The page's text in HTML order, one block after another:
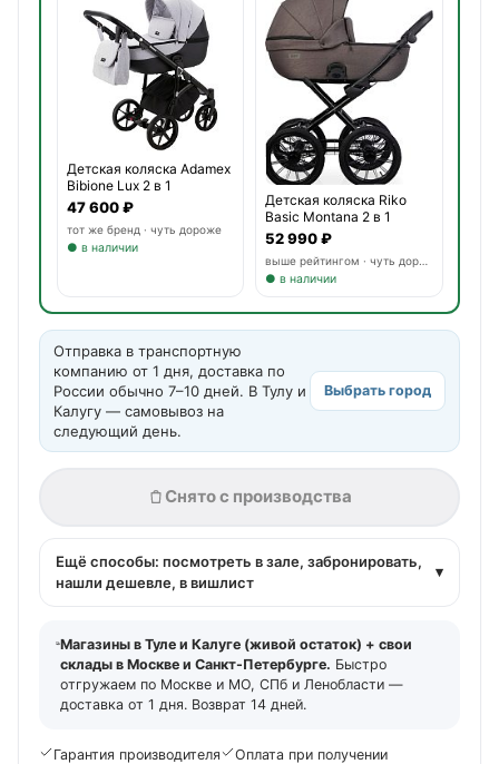
Детская коляска Adamex
Bibione Lux 2 в 1
47 600 ₽
тот же бренд · чуть дороже
● в наличии
Детская коляска Riko
Basic Montana 2 в 1
52 990 ₽
● в наличии
Отправка в транспортную
компанию от 1 дня, доставка по
России обычно 7–10 дней. В Тулу и
Калугу — самовывоз на
следующий день.
Выбрать город
Снято с производства
Ещё способы: посмотреть в зале, забронировать,
нашли дешевле, в вишлист
▾
Магазины в Туле и Калуге (живой остаток) + свои
склады в Москве и Санкт-Петербурге. Быстро
отгружаем по Москве и МО, СПб и Ленобласти —
доставка от 1 дня. Возврат 14 дней.
Гарантия производителя Оплата при получении